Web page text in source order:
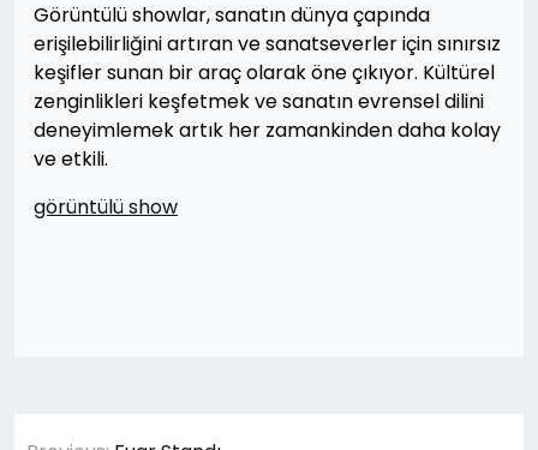
Görüntülü showlar, sanatın dünya çapında
erişilebilirliğini artıran ve sanatseverler için sınırsız
keşifler sunan bir araç olarak öne çıkıyor. Kültürel
zenginlikleri keşfetmek ve sanatın evrensel dilini
deneyimlemek artık her zamankinden daha kolay
ve etkili.
görüntülü show
Yazı